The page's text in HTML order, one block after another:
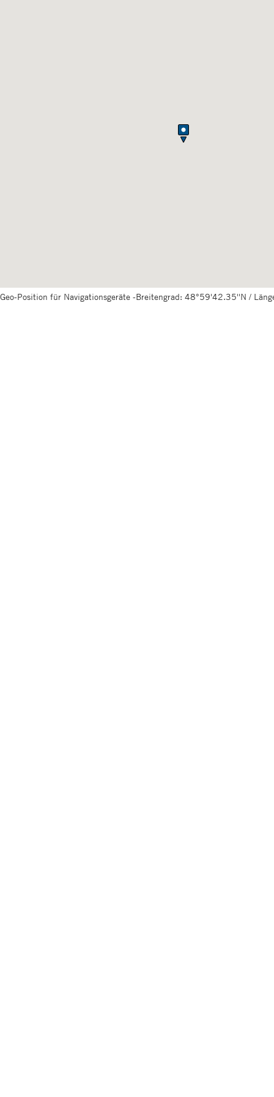
Geo-Position für Navigationsgeräte -Breitengrad: 48°59'42.35''N /